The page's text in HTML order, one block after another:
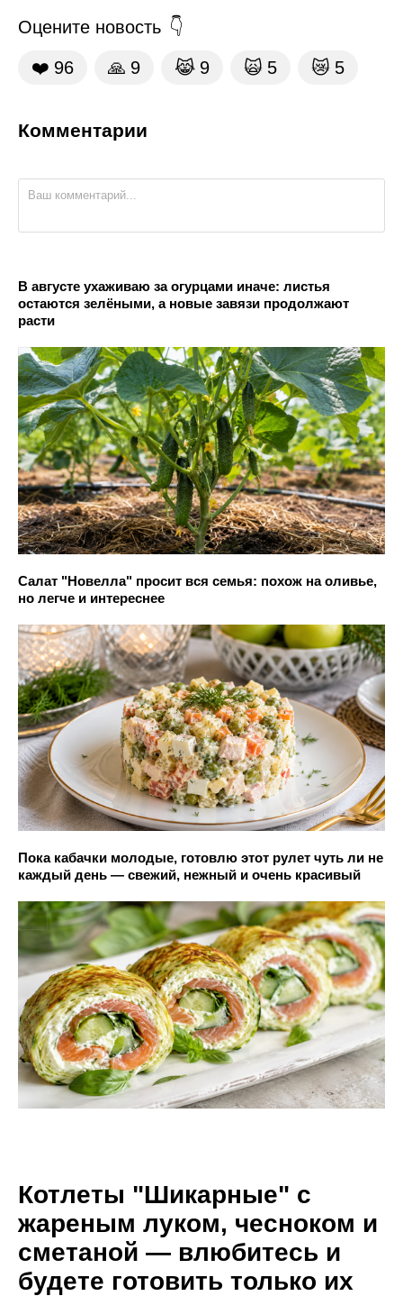
Оцените новость
❤️ 96 🙏 9 😹 9 🙀 5 😿 5
Комментарии
В августе ухаживаю за огурцами иначе: листья
остаются зелёными, а новые завязи продолжают
расти
Салат "Новелла" просит вся семья: похож на оливье,
но легче и интереснее
Пока кабачки молодые, готовлю этот рулет чуть ли не
каждый день — свежий, нежный и очень красивый
Котлеты "Шикарные" с
жареным луком, чесноком и
сметаной — влюбитесь и
будете готовить только их